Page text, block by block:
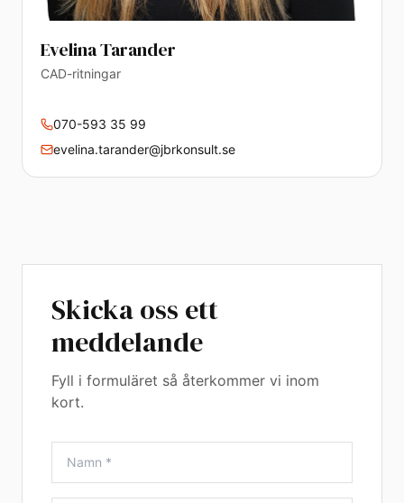
Evelina Tarander
CAD-ritningar
070-593 35 99
evelina.tarander@jbrkonsult.se
Skicka oss ett
meddelande
Fyll i formuläret så återkommer vi inom
kort.